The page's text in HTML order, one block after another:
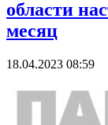
области
месяц
18.04.2023 08:59